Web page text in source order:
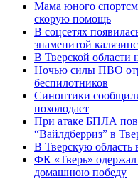
Мама юного
скорую помощь
В соцсетях
знаменитой
В Тверской области
Ночью силы ПВО
беспилотников
Синоптики
похолодает
При атаке БПЛА
“Вайлдберриз” в
В Тверскую область
ФК «Тверь»
домашнюю победу